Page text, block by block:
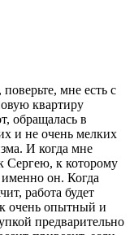
мне есть с
квартиру
обращалась в
и не очень мелких
И когда мне
Сергею, к которому
он. Когда
работа будет
очень опытный и
предварительно